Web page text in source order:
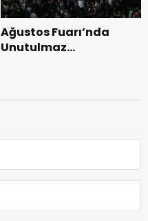
Ağustos Fuarı’nda
Unutulmaz